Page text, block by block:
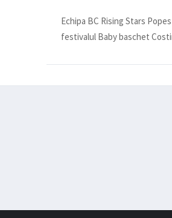
Echipa BC Rising Stars
festivalul Baby baschet